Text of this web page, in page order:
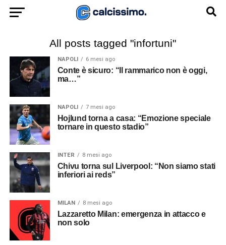
All posts tagged "infortuni"
NAPOLI 6 mesi ago
Conte è sicuro: “Il rammarico non è oggi,
ma…”
NAPOLI 7 mesi ago
Hojlund torna a casa: “Emozione speciale
tornare in questo stadio”
INTER 8 mesi ago
Chivu torna sul Liverpool: “Non siamo stati
inferiori ai reds”
MILAN 8 mesi ago
Lazzaretto Milan: emergenza in attacco e
non solo